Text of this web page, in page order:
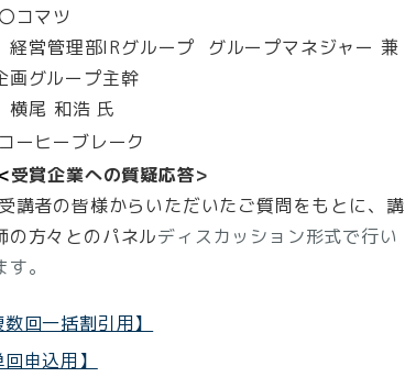
〇コマツ
経営管理部IRグループ グループマネジャー 兼
画グループ主幹
横尾 和浩 氏
コーヒーブレーク
<受賞企業への質疑応答>
受講者の皆様からいただいたご質問をもとに、講
の方々とのパネルディスカッション形式で行い
す。
回一括割引用】
申込用】